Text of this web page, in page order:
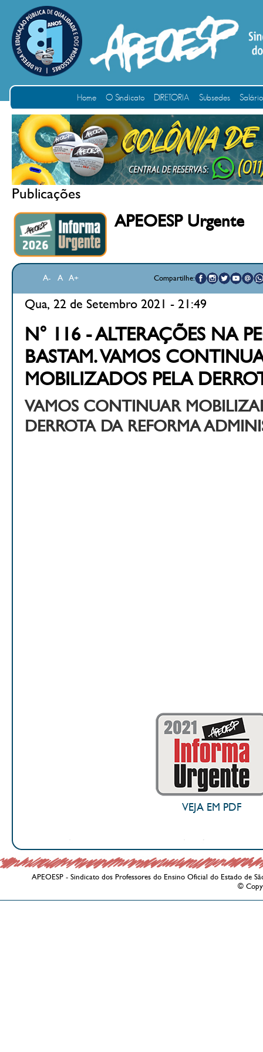
Home O Sindicato DIRETORIA Subsedes
Publicações
APEOESP Urgente
A- A A+ Compartilhe:
Qua, 22 de Setembro 2021 - 21:49
N° 116 - ALTERAÇÕES NA
BASTAM. VAMOS
MOBILIZADOS PELA
VAMOS CONTINUAR
DERROTA DA REFORMA
VEJA EM PDF
APEOESP - Sindicato dos Professores do Ensino Oficial do Estado de
©